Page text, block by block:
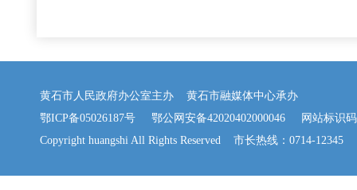
黄石市人民政府办公室主办 黄石市融媒体中心承办
鄂ICP备05026187号
鄂公网安备42020402000046 网站标识码
Copyright huangshi All Rights Reserved 市长热线：0714-12345